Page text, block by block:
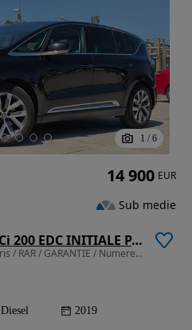
1 / 6
Renault Espace BLUE dCi 200 EDC INITIALE PARIS
1997 cm3 • 200 CP • // Initiale Paris / RAR / GARANTIE / Numere provizorii /
Diesel 2019
14 900 EUR
Sub medie